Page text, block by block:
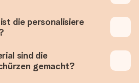
die personalisiere
sind die
gemacht?